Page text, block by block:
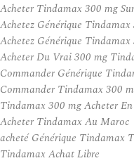
Acheter Tindamax 300 mg
Achetez Générique Tindamax
Achetez Générique
Acheter Du Vrai 300 mg
Commander Générique
Commander Tindamax 300
Tindamax 300 mg Acheter
Acheter Tindamax Au Maroc
acheté Générique Tindamax
Tindamax Achat Libre